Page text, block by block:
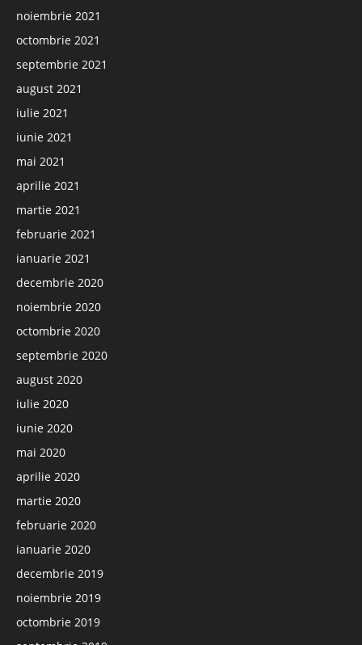
noiembrie 2021
octombrie 2021
septembrie 2021
august 2021
iulie 2021
iunie 2021
mai 2021
aprilie 2021
martie 2021
februarie 2021
ianuarie 2021
decembrie 2020
noiembrie 2020
octombrie 2020
septembrie 2020
august 2020
iulie 2020
iunie 2020
mai 2020
aprilie 2020
martie 2020
februarie 2020
ianuarie 2020
decembrie 2019
noiembrie 2019
octombrie 2019